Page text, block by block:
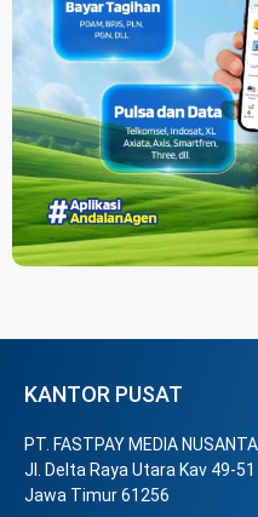
KANTOR PUSAT
PT. FASTPAY MEDIA
Jl. Delta Raya Utara Kav 49-
Jawa Timur 61256